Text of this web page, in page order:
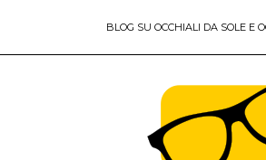
BLOG SU OCCHIALI DA SOLE E